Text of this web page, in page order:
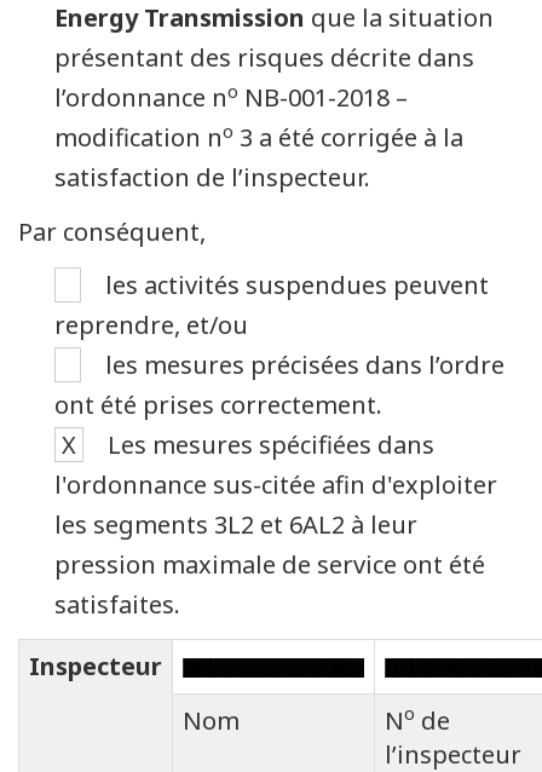
Energy Transmission que la situation
présentant des risques décrite dans
l’ordonnance no NB-001-2018 –
modification no 3 a été corrigée à la
satisfaction de l’inspecteur.
Par conséquent,
les activités suspendues peuvent
reprendre, et/ou
les mesures précisées dans l’ordre
ont été prises correctement.
X
Les mesures spécifiées dans
l'ordonnance sus-citée afin d'exploiter
les segments 3L2 et 6AL2 à leur
pression maximale de service ont été
satisfaites.
Inspecteur
Nom
No de
l’inspecteur